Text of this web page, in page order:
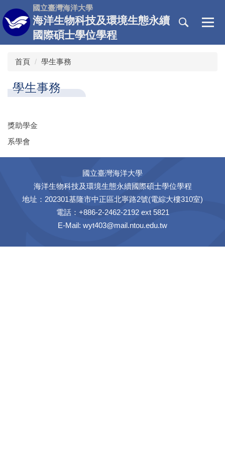
跳
到
主
國立臺灣海洋大學
海洋生物科技及環境生態永續
國際碩士學位學程
首頁 學生事務
學生事務
獎助學金
系學會
國立臺灣海洋大學
海洋生物科技及環境生態永續國際碩士學位學程
地址：202301基隆市中正區北寧路2號(電綜大樓310室)
電話：+886-2-2462-2192 ext 5821
E-Mail: wyt403@mail.ntou.edu.tw